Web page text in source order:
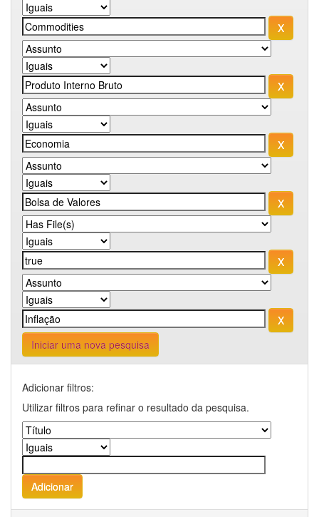
Iniciar uma nova pesquisa
Adicionar filtros:
Utilizar filtros para refinar o resultado da pesquisa.